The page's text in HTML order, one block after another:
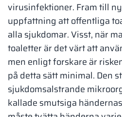
virusinfektioner. Fram till
uppfattning att offentliga
alla sjukdomar. Visst, när
toaletter är det värt att
men enligt forskare är
på detta sätt minimal. Den
sjukdomsalstrande
kallade smutsiga